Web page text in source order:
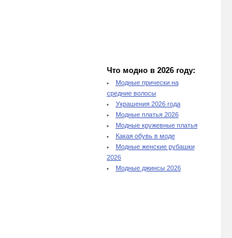
Что модно в 2026 году:
Модные прически на
средние волосы
Украшения 2026 года
Модные платья 2026
Модные кружевные платья
Какая обувь в моде
Модные женские рубашки
2026
Модные джинсы 2026